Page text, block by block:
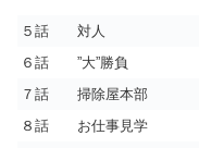
５話 対人
６話 ”大”勝負
７話 掃除屋本部
８話 お仕事見学